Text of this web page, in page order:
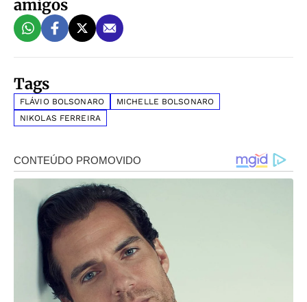
amigos
Tags
FLÁVIO BOLSONARO
MICHELLE BOLSONARO
NIKOLAS FERREIRA